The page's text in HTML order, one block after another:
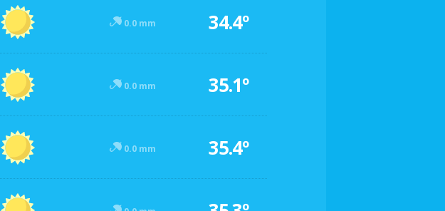
0.0 mm 34.4º
0.0 mm 35.1º
0.0 mm 35.4º